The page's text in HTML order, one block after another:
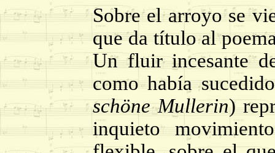
Sobre el arroyo se
que da título al
Un fluir incesante
como había
schöne Mullerin)
inquieto